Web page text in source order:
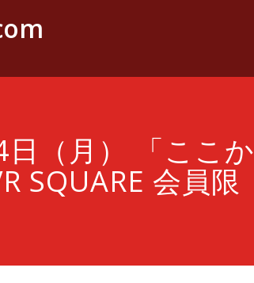
（月） 「ここか
SQUARE 会員限